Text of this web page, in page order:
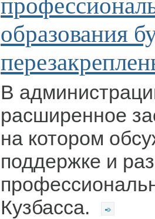
образования
В
расширенное
на котором
поддержке и
Кузбасса.